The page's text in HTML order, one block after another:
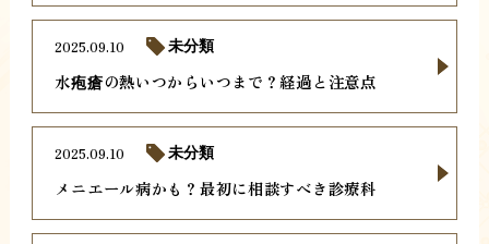
水疱瘡の熱いつからいつまで？経過と注意点
2025.09.10 未分類
メニエール病かも？最初に相談すべき診療科
2025.09.10 未分類